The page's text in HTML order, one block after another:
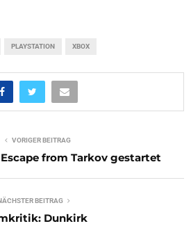
PLAYSTATION XBOX
VORIGER BEITRAG
from Tarkov gestartet
BEITRAG
Dunkirk